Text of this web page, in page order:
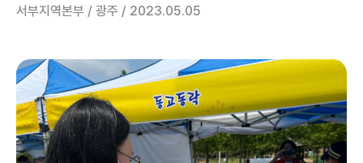
서부지역본부 / 광주 / 2023.05.05